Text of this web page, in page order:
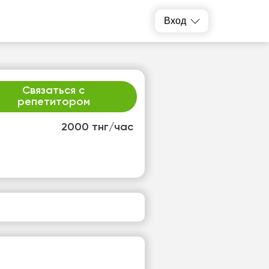
Вход
2000 тнг/час
Связаться с
репетитором
14
свободных